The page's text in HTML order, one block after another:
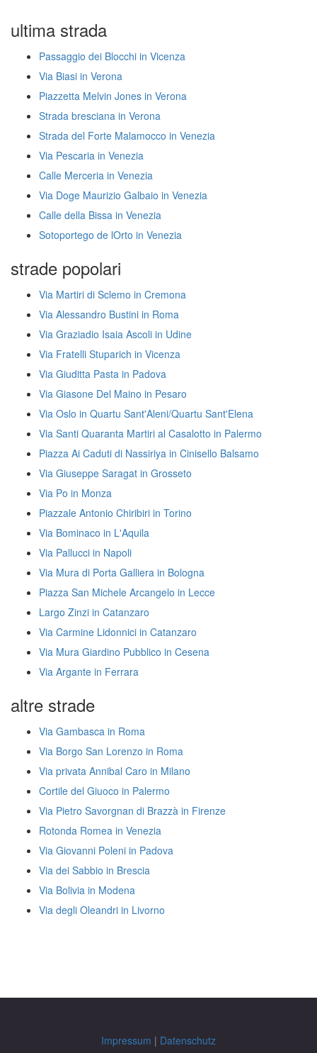
ultima strada
Passaggio dei Blocchi in Vicenza
Via Biasi in Verona
Piazzetta Melvin Jones in Verona
Strada bresciana in Verona
Strada del Forte Malamocco in Venezia
Via Pescaria in Venezia
Calle Merceria in Venezia
Via Doge Maurizio Galbaio in Venezia
Calle della Bissa in Venezia
Sotoportego de lOrto in Venezia
strade popolari
Via Martiri di Sclemo in Cremona
Via Alessandro Bustini in Roma
Via Graziadio Isaia Ascoli in Udine
Via Fratelli Stuparich in Vicenza
Via Giuditta Pasta in Padova
Via Giasone Del Maino in Pesaro
Via Oslo in Quartu Sant'Aleni/Quartu Sant'Elena
Via Santi Quaranta Martiri al Casalotto in Palermo
Piazza Ai Caduti di Nassiriya in Cinisello Balsamo
Via Giuseppe Saragat in Grosseto
Via Po in Monza
Piazzale Antonio Chiribiri in Torino
Via Bominaco in L'Aquila
Via Pallucci in Napoli
Via Mura di Porta Galliera in Bologna
Piazza San Michele Arcangelo in Lecce
Largo Zinzi in Catanzaro
Via Carmine Lidonnici in Catanzaro
Via Mura Giardino Pubblico in Cesena
Via Argante in Ferrara
altre strade
Via Gambasca in Roma
Via Borgo San Lorenzo in Roma
Via privata Annibal Caro in Milano
Cortile del Giuoco in Palermo
Via Pietro Savorgnan di Brazzà in Firenze
Rotonda Romea in Venezia
Via Giovanni Poleni in Padova
Via dei Sabbio in Brescia
Via Bolivia in Modena
Via degli Oleandri in Livorno
Impressum | Datenschutz